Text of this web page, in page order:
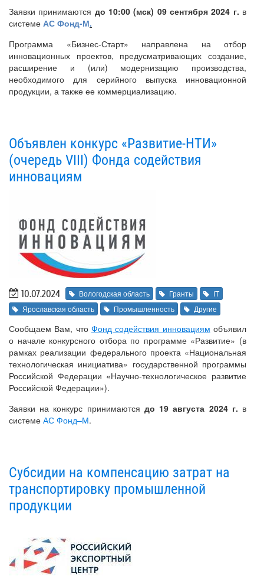
Заявки принимаются до 10:00 (мск) 09 сентября 2024 г. в
системе АС Фонд-М.
Программа «Бизнес-Старт» направлена на отбор
инновационных проектов, предусматривающих создание,
расширение и (или) модернизацию производства,
необходимого для серийного выпуска инновационной
продукции, а также ее коммерциализацию.
Объявлен конкурс «Развитие-НТИ»
(очередь VIII) Фонда содействия
инновациям
10.07.2024 Вологодская область Гранты
IT
Ярославская область
Промышленность Другие
Сообщаем Вам, что Фонд содействия инновациям объявил
о начале конкурсного отбора по программе «Развитие» (в
рамках реализации федерального проекта «Национальная
технологическая инициатива» государственной программы
Российской Федерации «Научно-технологическое развитие
Российской Федерации»).
Заявки на конкурс принимаются до 19 августа 2024 г. в
системе АС Фонд–М.
Субсидии на компенсацию затрат на
транспортировку промышленной
продукции